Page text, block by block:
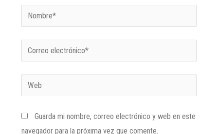
Guarda mi nombre, correo electrónico y web en este
navegador para la próxima vez que comente.